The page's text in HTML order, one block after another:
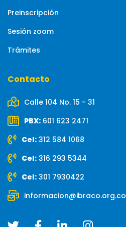
Preinscripción
Sesión zoom
Trámites
Contacto
Calle 104 No. 15 - 31
PBX: 601 623 2471
Cel: 312 584 1068
Cel: 316 293 5344
Cel: 301 7930422
informacion@ibraco.org.co